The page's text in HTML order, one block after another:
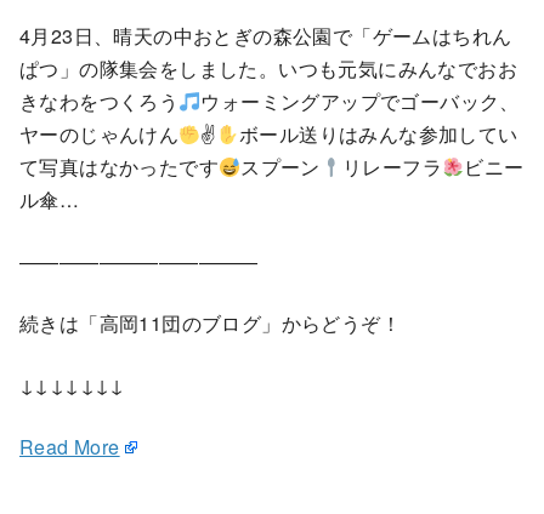
4月23日、晴天の中おとぎの森公園で「ゲームはちれん
ぱつ」の隊集会をしました。いつも元気にみんなでおお
きなわをつくろう
ウォーミングアップでゴーバック、
ヤーのじゃんけん
✌
ボール送りはみんな参加してい
て写真はなかったです
スプーン リレーフラ
ビニー
ル傘…
————————————
続きは「高岡11団のブログ」からどうぞ！
↓↓↓↓↓↓↓
Read More